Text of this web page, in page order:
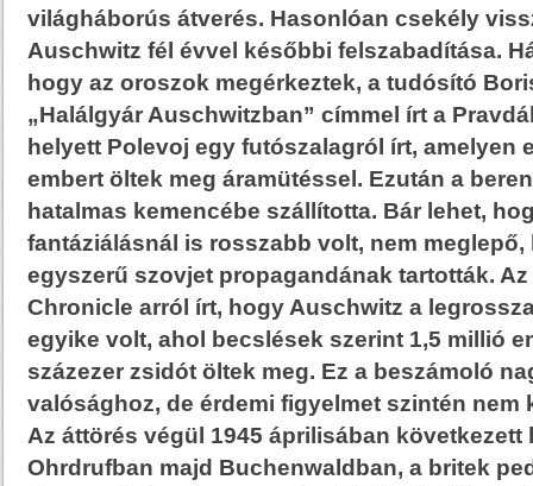
világháborús átverés. Hasonlóan csekély
Auschwitz fél évvel későbbi felszabadítása.
hogy az oroszok megérkeztek, a tudósító
„Halálgyár Auschwitzban” címmel írt a
helyett Polevoj egy futószalagról írt, amelyen
embert öltek meg áramütéssel. Ezután a
hatalmas kemencébe szállította. Bár lehet,
fantáziálásnál is rosszabb volt, nem
egyszerű szovjet propagandának tartották.
Chronicle arról írt, hogy Auschwitz a
egyike volt, ahol becslések szerint 1,5 millió
százezer zsidót öltek meg. Ez a beszámoló
valósághoz, de érdemi figyelmet szintén nem
Az áttörés végül 1945 áprilisában következett
Ohrdrufban majd Buchenwaldban, a britek